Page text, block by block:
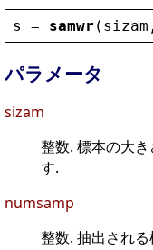
s = samwr ( sizam ,
パラメータ
sizam
整数. 標本の大
す.
numsamp
整数. 抽出され